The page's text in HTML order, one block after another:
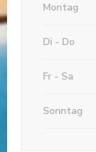
Montag
Di - Do
Fr - Sa
Sonntag